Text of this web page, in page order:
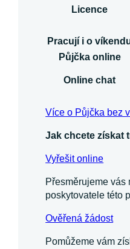
Licence
Pracují i o
Půjčka online
Online chat
Více o Půjčka bez
Jak chcete získat
Vyřešit online
Přesměrujeme vás
poskytovatele této
Ověřená žádost
Pomůžeme vám